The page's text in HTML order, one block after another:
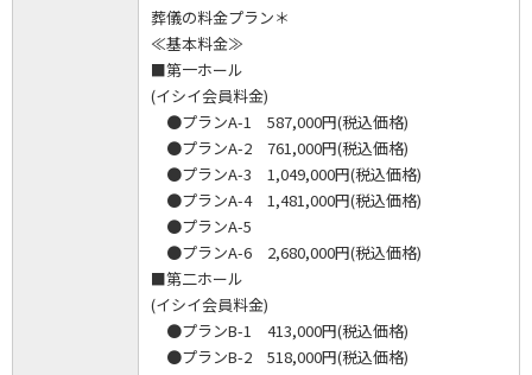
葬儀の料金プラン＊
≪基本料金≫
■第一ホール
(イシイ会員料金)
●プランA-1 587,000円(税込価格)
●プランA-2 761,000円(税込価格)
●プランA-3 1,049,000円(税込価格)
●プランA-4 1,481,000円(税込価格)
●プランA-5
●プランA-6 2,680,000円(税込価格)
■第二ホール
(イシイ会員料金)
●プランB-1 413,000円(税込価格)
●プランB-2 518,000円(税込価格)